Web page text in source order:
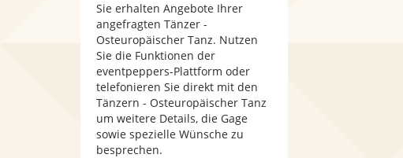
Sie erhalten Angebote Ihrer
angefragten Tänzer -
Osteuropäischer Tanz. Nutzen
Sie die Funktionen der
eventpeppers-Plattform oder
telefonieren Sie direkt mit den
Tänzern - Osteuropäischer Tanz
um weitere Details, die Gage
sowie spezielle Wünsche zu
besprechen.